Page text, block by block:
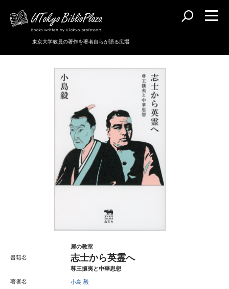
東京大学教員の著作を著者自らが語る広場
書籍名
犀の教室
志士から英霊へ
尊王攘夷と中華思想
著者名
小島 毅